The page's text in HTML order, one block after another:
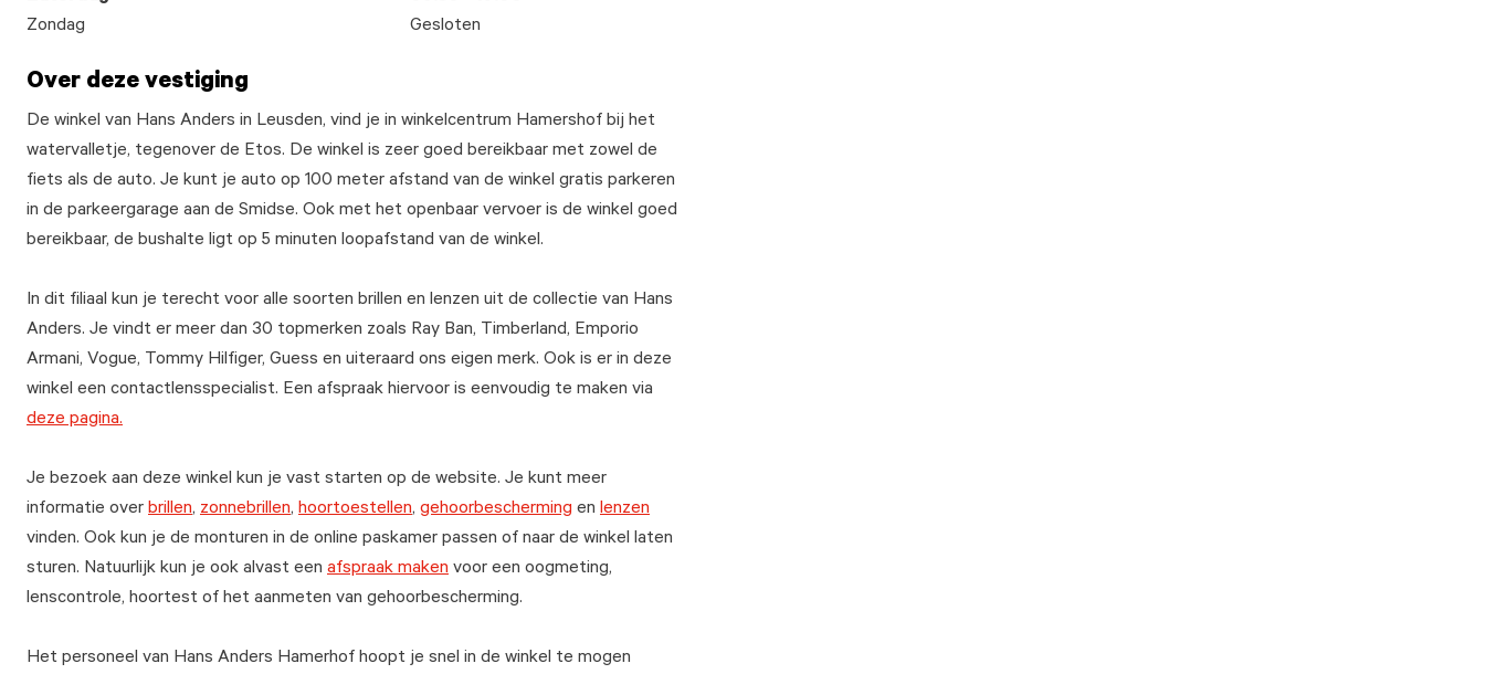
Zondag
Gesloten
Over deze vestiging
De winkel van Hans Anders in Leusden, vind je in winkelcentrum Hamershof bij het
watervalletje, tegenover de Etos. De winkel is zeer goed bereikbaar met zowel de
fiets als de auto. Je kunt je auto op 100 meter afstand van de winkel gratis parkeren
in de parkeergarage aan de Smidse. Ook met het openbaar vervoer is de winkel goed
bereikbaar, de bushalte ligt op 5 minuten loopafstand van de winkel.
In dit filiaal kun je terecht voor alle soorten brillen en lenzen uit de collectie van Hans
Anders. Je vindt er meer dan 30 topmerken zoals Ray Ban, Timberland, Emporio
Armani, Vogue, Tommy Hilfiger, Guess en uiteraard ons eigen merk. Ook is er in deze
winkel een contactlensspecialist. Een afspraak hiervoor is eenvoudig te maken via
deze pagina.
Je bezoek aan deze winkel kun je vast starten op de website. Je kunt meer
informatie over brillen, zonnebrillen, hoortoestellen, gehoorbescherming en lenzen
vinden. Ook kun je de monturen in de online paskamer passen of naar de winkel laten
sturen. Natuurlijk kun je ook alvast een afspraak maken voor een oogmeting,
lenscontrole, hoortest of het aanmeten van gehoorbescherming.
Het personeel van Hans Anders Hamerhof hoopt je snel in de winkel te mogen